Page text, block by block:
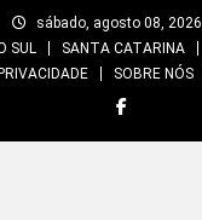
sábado, agosto 08, 2026
SUL
SANTA CATARINA
SOBRE NÓS